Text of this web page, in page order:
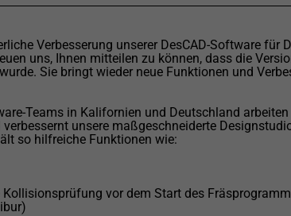
Verbesserung unserer DesCAD-Software für
uns, Ihnen mitteilen zu können, dass die
Sie bringt wieder neue Funktionen und
Teams in Kalifornien und Deutschland
verbessernt unsere maßgeschneiderte
so hilfreiche Funktionen wie:
vor dem Start des